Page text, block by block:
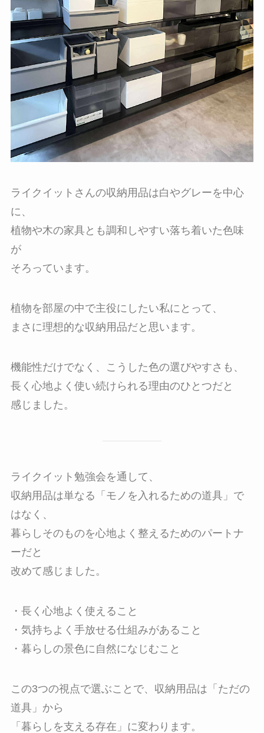
ライクイットさんの収納用品は白やグレーを中心
に、
植物や木の家具とも調和しやすい落ち着いた色味
が
そろっています。
植物を部屋の中で主役にしたい私にとって、
まさに理想的な収納用品だと思います。
機能性だけでなく、こうした色の選びやすさも、
長く心地よく使い続けられる理由のひとつだと
感じました。
ライクイット勉強会を通して、
収納用品は単なる「モノを入れるための道具」で
はなく、
暮らしそのものを心地よく整えるためのパートナ
ーだと
改めて感じました。
・長く心地よく使えること
・気持ちよく手放せる仕組みがあること
・暮らしの景色に自然になじむこと
この3つの視点で選ぶことで、収納用品は「ただの
道具」から
「暮らしを支える存在」に変わります。